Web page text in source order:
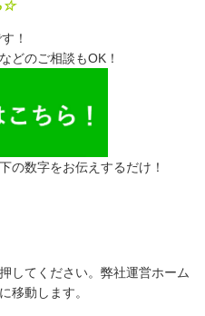
☆
！
どのご相談もOK！
の数字をお伝えするだけ！
してください。弊社運営ホーム
移動します。